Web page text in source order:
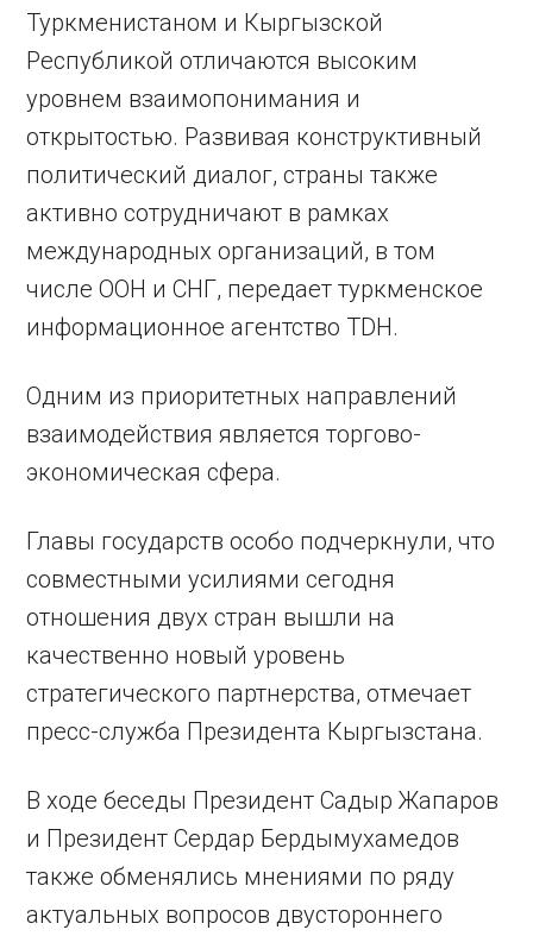
Туркменистаном и Кыргызской
Республикой отличаются высоким
уровнем взаимопонимания и
открытостью. Развивая конструктивный
политический диалог, страны также
активно сотрудничают в рамках
международных организаций, в том
числе ООН и СНГ, передает туркменское
информационное агентство TDH.
Одним из приоритетных направлений
взаимодействия является торгово-
экономическая сфера.
Главы государств особо подчеркнули, что
совместными усилиями сегодня
отношения двух стран вышли на
качественно новый уровень
стратегического партнерства, отмечает
пресс-служба Президента Кыргызстана.
В ходе беседы Президент Садыр Жапаров
и Президент Сердар Бердымухамедов
также обменялись мнениями по ряду
актуальных вопросов двустороннего